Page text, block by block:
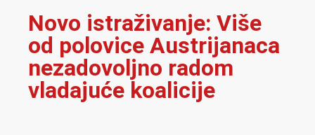
Novo istraživanje: Više
od polovice Austrijanaca
nezadovoljno radom
vladajuće koalicije